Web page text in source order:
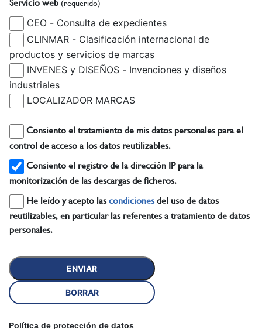
Servicio web (requerido)
CEO - Consulta de expedientes
productos y servicios de marcas
INVENES y DISEÑOS - Invenciones y diseños
industriales
LOCALIZADOR MARCAS
control de acceso a los datos reutilizables.
monitorización de las descargas de ficheros.
He leído y acepto las condiciones del uso de datos
reutilizables, en particular las referentes a tratamiento de datos
personales.
Política de protección de datos